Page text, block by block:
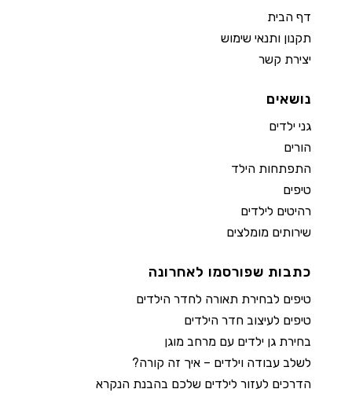
דף הבית
תקנון ותנאי שימוש
יצירת קשר
נושאים
גני ילדים
הורים
התפתחות הילד
טיפים
רהיטים לילדים
שירותים מומלצים
כתבות שפורסמו לאחרונה
טיפים לבחירת תאורה לחדר הילדים
טיפים לעיצוב חדר הילדים
בחירת גן ילדים עם מרחב מוגן
לשלב עבודה וילדים – איך זה קורה?
הדרכים לעזור לילדים שלכם בהבנת הנקרא